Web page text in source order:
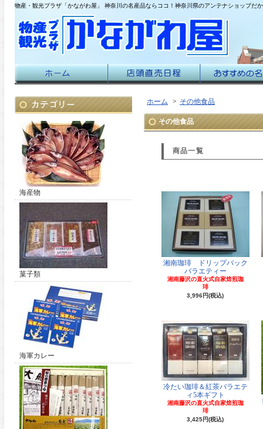
物産・観光プラザ「かながわ屋」 神奈川の名産品ならココ！神奈川県のアンテナショップだ
海産物
菓子類
海軍カレー
ホーム > その他食品
その他食品
商品一覧
湘南珈琲 ドリップバック
バラエティー
湘南藤沢の直火式自家焙煎珈
琲
3,996円(税込)
冷たい珈琲＆紅茶バラエテ
ィ5本ギフト
湘南藤沢の直火式自家焙煎珈
琲
3,425円(税込)